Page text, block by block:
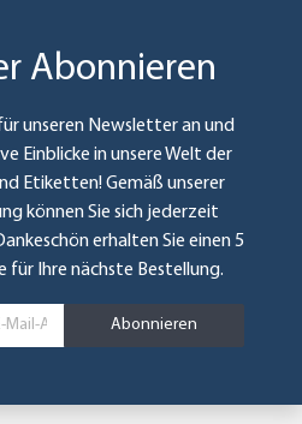
Abonnieren
unseren Newsletter an und
Einblicke in unsere Welt der
Etiketten! Gemäß unserer
können Sie sich jederzeit
erhalten Sie einen 5
Ihre nächste Bestellung.
Abonnieren